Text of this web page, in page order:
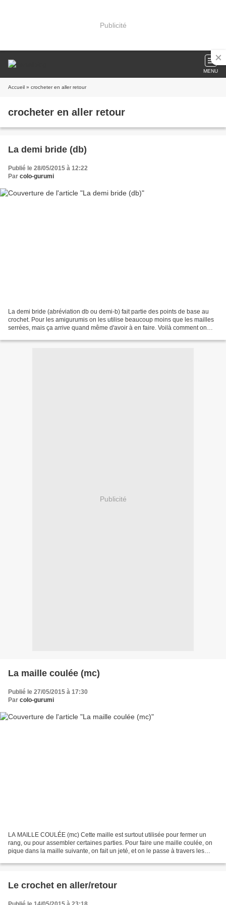
Publicité
MENU
Accueil » crocheter en aller retour
crocheter en aller retour
La demi bride (db)
Publié le 28/05/2015 à 12:22
Par colo-gurumi
La demi bride (abréviation db ou demi-b) fait partie des points de base au
crochet. Pour les amigurumis on les utilise beaucoup moins que les mailles
serrées, mais ça arrive quand même d'avoir à en faire. Voilà comment on
Publicité
La maille coulée (mc)
Publié le 27/05/2015 à 17:30
Par colo-gurumi
LA MAILLE COULÉE (mc) Cette maille est surtout utilisée pour fermer un
rang, ou pour assembler certaines parties. Pour faire une maille coulée, on
pique dans la maille suivante, on fait un jeté, et on le passe à travers les
Le crochet en aller/retour